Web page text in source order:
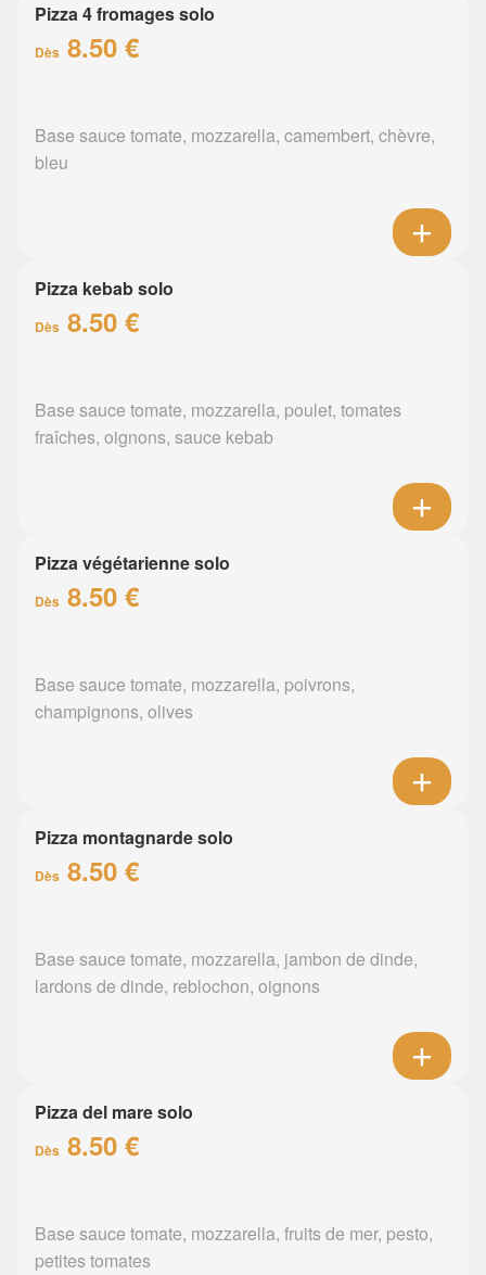
Pizza 4 fromages solo
Dès 8.50 €
Base sauce tomate, mozzarella, camembert, chèvre,
bleu
Pizza kebab solo
Dès 8.50 €
Base sauce tomate, mozzarella, poulet, tomates
fraîches, oignons, sauce kebab
Pizza végétarienne solo
Dès 8.50 €
Base sauce tomate, mozzarella, poivrons,
champignons, olives
Pizza montagnarde solo
Dès 8.50 €
Base sauce tomate, mozzarella, jambon de dinde,
lardons de dinde, reblochon, oignons
Pizza del mare solo
Dès 8.50 €
Base sauce tomate, mozzarella, fruits de mer, pesto,
petites tomates